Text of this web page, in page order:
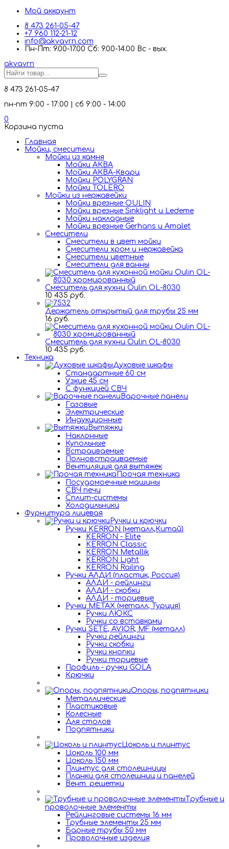
Мой аккаунт
8 473 261-05-47
+7 960 112-21-12
info@akvavrn.com
Пн-Пт: 9.00-17.00 Сб: 9.00-14.00 Вс - вых.
akvavrn
8 473 261-05-47
пн-пт 9:00 - 17:00 | сб 9:00 - 14:00
0
Корзина пуста
Главная
Мойки, смесители
Mойки из камня
Мойки АКВА
Мойки АКВА-Кварц
Мойки POLYGRAN
Мойки TOLERO
Мойки из нержавейки
Мойки врезные OULIN
Мойки врезные Sinklight и Ledeme
Мойки накладные
Мойки врезные Gerhans и Amalet
Смесители
Смесители в цвет мойки
Смесители хром и нержавейка
Смесители цветные
Смесители для ванны
Смеситель для кухни Oulin OL-8030
10 435 руб.
Держатель открытый для трубы 25 мм
16 руб.
Смеситель для кухни Oulin OL-8030
10 435 руб.
Техника
Духовые шкафы
Стандартные 60 см
Узкие 45 см
С функцией СВЧ
Варочные панели
Газовые
Электрические
Индукционные
Вытяжки
Наклонные
Купольные
Встраиваемые
Полновстраиваемые
Вентиляция для вытяжек
Прочая техника
Посудомоечные машины
СВЧ печи
Сплит-системы
Холодильники
Фурнитура лицевая
Ручки и крючки
Ручки KERRON (металл,Китай)
KERRON - Elite
KERRON Classic
KERRON Metallik
KERRON Light
KERRON Railing
Ручки АЛДИ (пластик, Россия)
АЛДИ - рейлинги
АЛДИ - скобки
АЛДИ - торцевые
Ручки METAX (металл, Турция)
Ручки ЛЮКС
Ручки со вставками
Ручки SETE, AVIOR, MF (металл)
Ручки рейлинги
Ручки скобки
Ручки кнопки
Ручки торцевые
Профиль - ручки GOLA
Крючки
Опоры, подпятники
Металлические
Пластиковые
Колесные
Для столов
Подпятники
Цоколь и плинтус
Цоколь 100 мм
Цоколь 150 мм
Плинтус для столешницы
Планки для столешниц и панелей
Вент. решетки
Трубные и
проволочные элементы
Рейлинговые системы 16 мм
Трубные элементы 25 мм
Барные трубы 50 мм
Проволочные изделия